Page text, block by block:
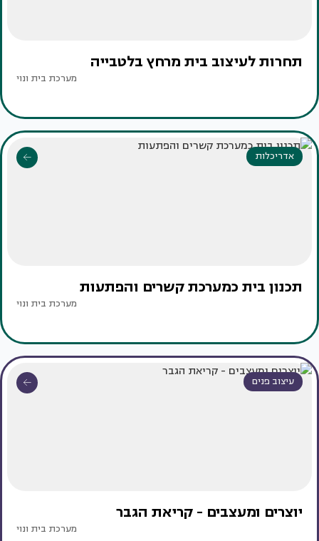
תחרות לעיצוב בית מרחץ בלטבייה
מערכת בית ונוי
אדריכלות
תכנון בית כמערכת קשרים והפתעות
מערכת בית ונוי
עיצוב פנים
יוצרים ומעצבים - קריאת הגבר
מערכת בית ונוי